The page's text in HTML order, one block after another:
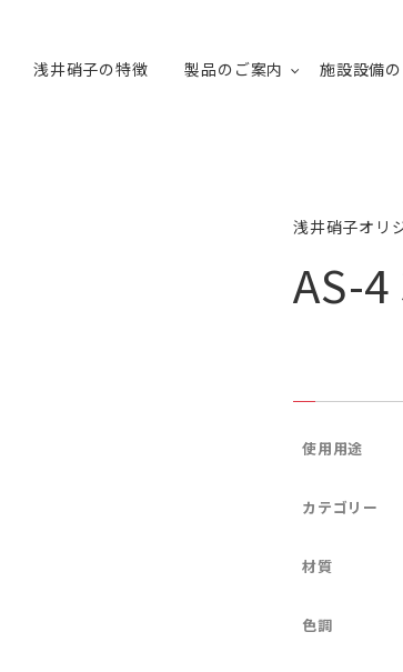
浅井硝子の特徴 製品のご案内 施設設備
浅井硝子オリ
AS-
使用用途
カテゴリー
材質
色調